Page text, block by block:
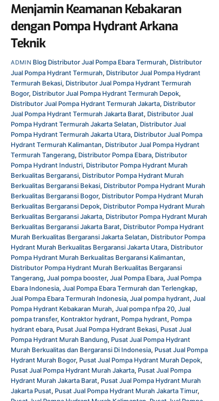
Menjamin Keamanan Kebakaran
dengan Pompa Hydrant Arkana
Teknik
ADMIN Blog Distributor Jual Pompa Ebara Termurah, Distributor
Jual Pompa Hydrant Termurah, Distributor Jual Pompa Hydrant
Termurah Bekasi, Distributor Jual Pompa Hydrant Termurah
Bogor, Distributor Jual Pompa Hydrant Termurah Depok,
Distributor Jual Pompa Hydrant Termurah Jakarta, Distributor
Jual Pompa Hydrant Termurah Jakarta Barat, Distributor Jual
Pompa Hydrant Termurah Jakarta Selatan, Distributor Jual
Pompa Hydrant Termurah Jakarta Utara, Distributor Jual Pompa
Hydrant Termurah Kalimantan, Distributor Jual Pompa Hydrant
Termurah Tangerang, Distributor Pompa Ebara, Distributor
Pompa Hydrant Industri, Distributor Pompa Hydrant Murah
Berkualitas Bergaransi, Distributor Pompa Hydrant Murah
Berkualitas Bergaransi Bekasi, Distributor Pompa Hydrant Murah
Berkualitas Bergaransi Bogor, Distributor Pompa Hydrant Murah
Berkualitas Bergaransi Depok, Distributor Pompa Hydrant Murah
Berkualitas Bergaransi Jakarta, Distributor Pompa Hydrant Murah
Berkualitas Bergaransi Jakarta Barat, Distributor Pompa Hydrant
Murah Berkualitas Bergaransi Jakarta Selatan, Distributor Pompa
Hydrant Murah Berkualitas Bergaransi Jakarta Utara, Distributor
Pompa Hydrant Murah Berkualitas Bergaransi Kalimantan,
Distributor Pompa Hydrant Murah Berkualitas Bergaransi
Tangerang,Jual pompa booster,Jual Pompa Ebara,Jual Pompa
Ebara Indonesia,Jual Pompa Ebara Termurah dan Terlengkap,
Jual Pompa Ebara Termurah Indonesia,Jual pompa hydrant,Jual
Pompa Hydrant Kebakaran Murah,Jual pompa nfpa 20,Jual
pompa transfer, Kontraktor hydrant, Pompa hydrant, Pompa
hydrant ebara, Pusat Jual Pompa Hydrant Bekasi, Pusat Jual
Pompa Hydrant Murah Bandung, Pusat Jual Pompa Hydrant
Murah Berkualitas dan Bergaransi Di Indonesia, Pusat Jual Pompa
Hydrant Murah Bogor, Pusat Jual Pompa Hydrant Murah Depok,
Pusat Jual Pompa Hydrant Murah Jakarta, Pusat Jual Pompa
Hydrant Murah Jakarta Barat, Pusat Jual Pompa Hydrant Murah
Jakarta Pusat, Pusat Jual Pompa Hydrant Murah Jakarta Timur,